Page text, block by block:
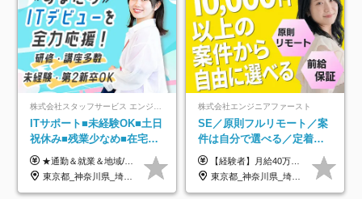
ITサポート■未経験OK■土日
祝休み■残業少なめ■在宅実
績あり■約900種類のスキル
アップ講座あり■全国募集
★通勤＆就業＆地域/住宅＆役職手当あり ★残業代は全額支給 ★選べる給与制度あり！ ■東京・神奈川・千葉・埼玉勤務の場合 月給24.5万円～55万円＋諸手当 （残業代は全額支給） (20,000円の地域/住宅手当込み) ■愛知・京都・大阪・兵庫勤務の場合 月給24万円以上＋諸手当 （残業代は全額支給） (15,000円の地域/住宅手当込み) ■茨城・栃木・群馬・静岡・三重・滋賀・広島・福岡勤務の場合 月給23.5万円以上＋諸手当 （残業代は全額支給） (10,000円の地域/住宅手当込み) ■北海道・宮城・山梨・長野・岐阜・奈良・和歌山・岡山勤務の場合 月給23万円以上＋諸手当 （残業代は全額支給） (5,000円の地域/住宅手当込み) ■その他のエリア勤務の場合 月給22.5万円以上＋諸手当 （残業代は全額支給） ※経験や能力を考慮し、当社規定により優遇します 【昇給：年一回実施】 【選べる給与制度】 ★収入を重視する方に… 「変動型人事制度」の選択も可能（派遣先からの評価に応じて収入アップ！） ※年2回のタイミングで希望者と面談の上決定します。
東京都_神奈川県_埼玉県_千葉県_大阪府_愛知県_北海道_岩手県_宮城県_山形県_福島県_茨城県_栃木県_群馬県_山梨県_長野県_富山県_石川県_静岡県_岐阜県_三重県_兵庫県_京都府_滋賀県_奈良県_広島県_岡山県_山口県_愛媛県_福岡県_熊本県_長崎県
株式会社エンジニアファースト
SE／原則フルリモート／案
件は自分で選べる／定着率
93%／20～30代活躍中！
【経験者】月給40万円～120万円(固定残業代含む)+各種手当 ★前職給与の総収入額を100％保証｜還元率84％〜100％ ★20代の平均年収570万円 ※月給には、みなし残業手当(月30時間／5万8000円以上)を含みます 超過分は別途追加支給 ※固定残業代は、時間外労働の有無に関わらず30時間分を、月5万8000円~15万7000円支給 ※上記を超える時間外労働分は追加で支給 【未経験者】月給21万円以上＋各種手当 固定残業なし(残業代発生分全額支給) ※6ヶ月の試用期間あり（※条件に変動なし） ▼単価連動性×還元率は84％～100％で収入の大幅UPが可能！ ・案件単価が月50万円の場合：年収417万円 ・案件単価が月70万円の場合：年収584万円 ・案件単価が月100万円の場合：年収834万円 ＜モデル年収＞ ▼400万円～500万円(入社初年度) ▼542万円～626万円(入社2年) ▼667万円～700万円(入社3年） ▼709万円～801万円(入社5年）
東京都_神奈川県_埼玉県_千葉県_大阪府_愛知県_北海道_青森県_岩手県_宮城県_秋田県_山形県_福島県_茨城県_栃木県_群馬県_新潟県_山梨県_長野県_富山県_石川県_福井県_静岡県_岐阜県_三重県_兵庫県_京都府_滋賀県_奈良県_和歌山県_広島県_岡山県_鳥取県_島根県_山口県_徳島県_香川県_愛媛県_高知県_福岡県_熊本県_佐賀県_長崎県_大分県_宮崎県_鹿児島県_沖縄県